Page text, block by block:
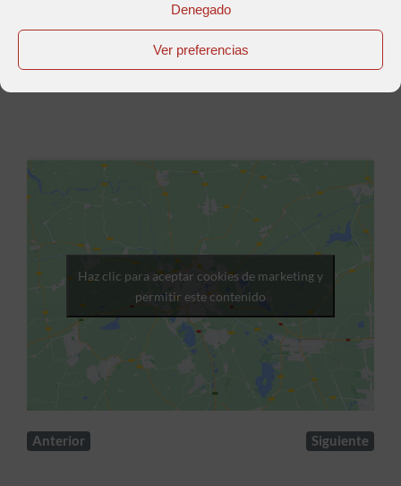
Denegado
Ver preferencias
Haz clic para aceptar cookies de marketing y
permitir este contenido
Anterior Siguiente